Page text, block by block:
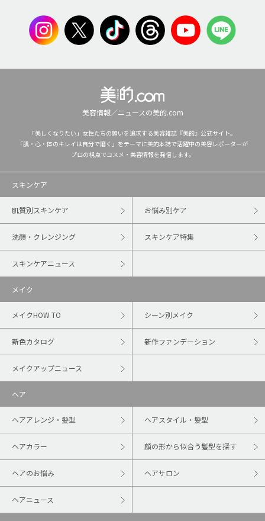
美容情報／ニュースの美的.com
「美しくなりたい」女性たちの願いを追求する美容雑誌『美的』公式サイト。
「肌・心・体のキレイは自分で磨く」をテーマに美的本誌で活躍中の美容レポーターが
プロの視点でコスメ・美容情報を発信します。
スキンケア
肌質別スキンケア お悩み別ケア
洗顔・クレンジング スキンケア特集
スキンケアニュース
メイク
メイクHOW TO シーン別メイク
新色カタログ 新作ファンデーション
メイクアップニュース
ヘア
ヘアアレンジ・髪型 ヘアスタイル・髪型
ヘアカラー 顔の形から似合う髪型を探す
ヘアのお悩み ヘアサロン
ヘアニュース